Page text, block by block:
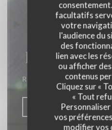
facultatifs
votre
l'audience du
des
lien avec les
ou afficher
contenus
Cliquez sur «
« Tout
vos
modifier vos
La
RESTAURANT